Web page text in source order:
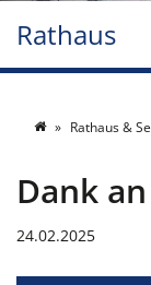
Rathaus
Rathaus &
Dank
24.02.2025